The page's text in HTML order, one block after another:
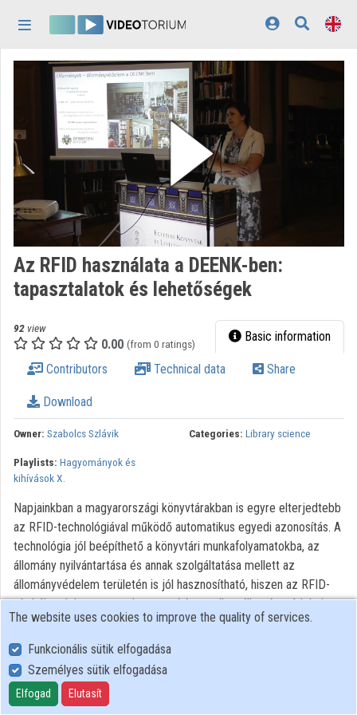
Home
Log In
Discovery
Categories
Playlists
Organizations
Contributors
Az RFID használata a DEENK-ben:
tapasztalatok és lehetőségek
92 view
0.00 (from 0 ratings) Basic information
Contributors Technical data Share
Download
Owner: Szabolcs Szlávik Categories: Library science
Playlists: Hagyományok és
kihívások X.
Napjainkban a magyarországi könyvtárakban is egyre elterjedtebb
az RFID-technológiával működő automatikus egyedi azonosítás. A
technológia jól beépíthető a könyvtári munkafolyamatokba, az
állomány nyilvántartása és annak szolgáltatása mellett az
állományvédelem területén is jól hasznosítható, hiszen az RFID-
címkék a dokumentumok azonosítása mellett állományvédelmi
feladatot is elláthatnak. A DEENK-ben 2017-ben kezdtük el a
könyvtári munkafolyamatokban használni az RFID-t, az előadásban
az azóta eltelt időszakban szerzett tapasztalatainkat és
terveinket összegzem.
The website uses cookies to improve the quality of services.
Funkcionális sütik elfogadása
Személyes sütik elfogadása
Elfogad Elutasít